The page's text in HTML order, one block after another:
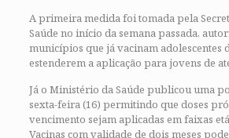
A primeira medida foi tomada pela
Saúde no início da semana passada,
municípios que já vacinam adolescentes
estenderem a aplicação para jovens de
Já o Ministério da Saúde publicou uma
sexta-feira (16) permitindo que doses
vencimento sejam aplicadas em faixas
Vacinas com validade de dois meses